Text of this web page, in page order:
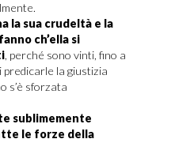
la sua crudeltà e la
ch’ella si
, perché sono vinti, fino a
predicarle la giustizia
s’è sforzata
sublimemente
le forze della